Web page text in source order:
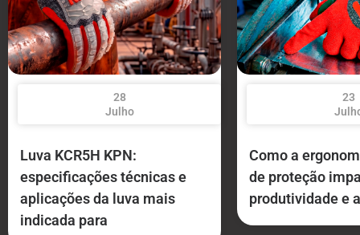
28
Julho
Luva KCR5H KPN:
especificações técnicas e
aplicações da luva mais
indicada para
23
Como a
de proteção
produtividade e a